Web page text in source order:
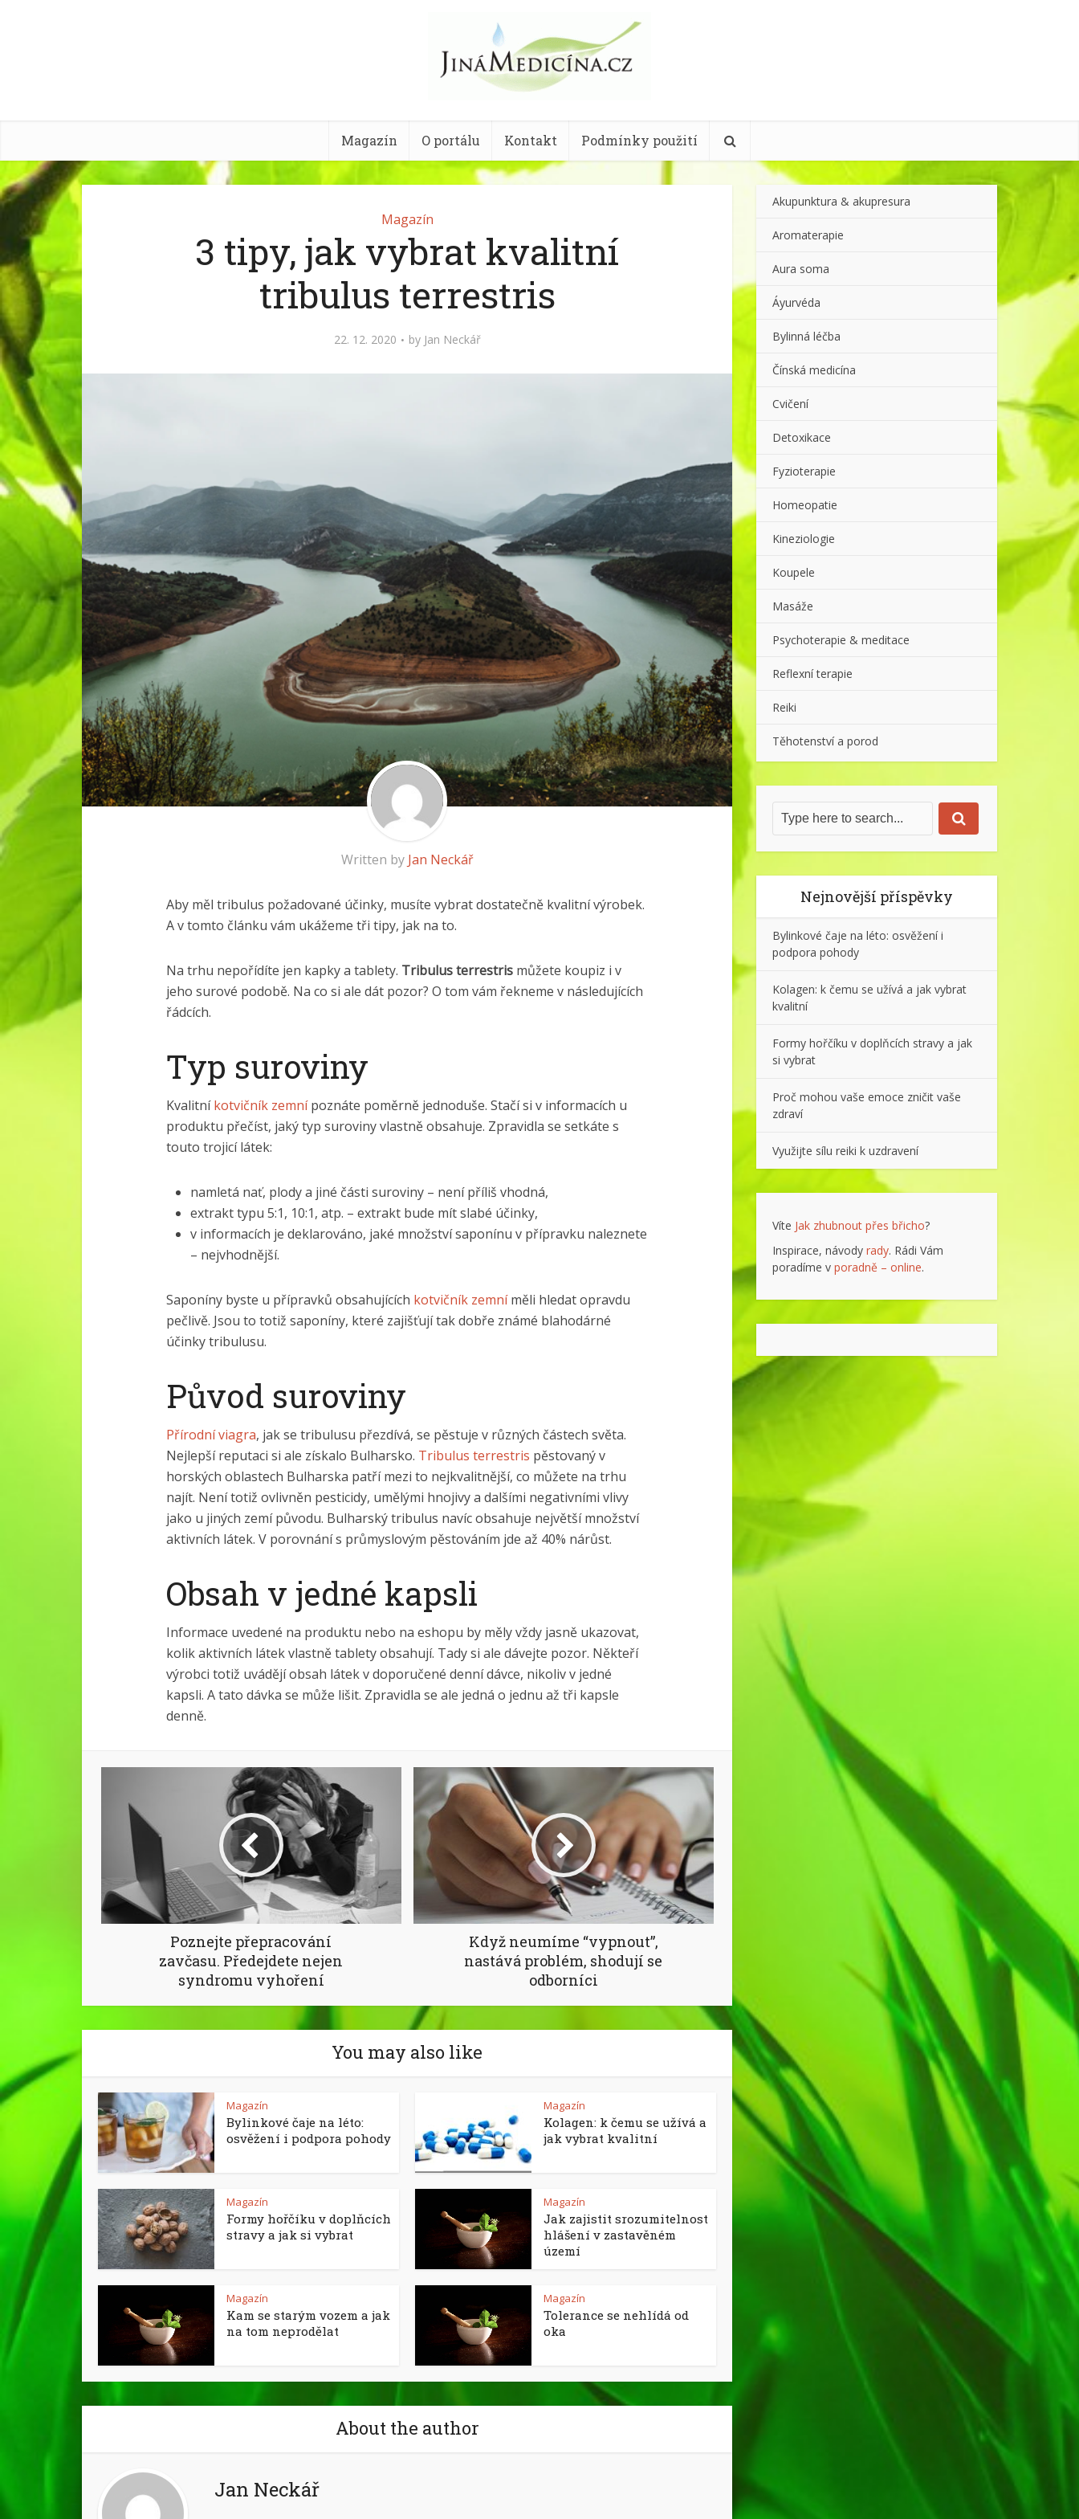
Magazín O portálu Kontakt Podmínky použití
Magazín
3 tipy, jak vybrat kvalitní
tribulus terrestris
22. 12. 2020 by Jan Neckář
Written by Jan Neckář
Aby měl tribulus požadované účinky, musíte vybrat dostatečně kvalitní výrobek.
A v tomto článku vám ukážeme tři tipy, jak na to.
Na trhu nepořídíte jen kapky a tablety. Tribulus terrestris můžete koupiz i v
jeho surové podobě. Na co si ale dát pozor? O tom vám řekneme v následujících
řádcích.
Typ suroviny
Kvalitníkotvičník zemnípoznáte poměrně jednoduše. Stačí si v informacích u
produktu přečíst, jaký typ suroviny vlastně obsahuje. Zpravidla se setkáte s
touto trojicí látek:
namletá nať, plody a jiné části suroviny – není příliš vhodná,
extrakt typu 5:1, 10:1, atp. – extrakt bude mít slabé účinky,
v informacích je deklarováno, jaké množství saponínu v přípravku naleznete
– nejvhodnější.
Saponíny byste u přípravků obsahujících kotvičník zemníměli hledat opravdu
pečlivě. Jsou to totiž saponíny, které zajišťují tak dobře známé blahodárné
účinky tribulusu.
Původ suroviny
Přírodní viagra, jak se tribulusu přezdívá, se pěstuje v různých částech světa.
Nejlepší reputaci si ale získalo Bulharsko. Tribulus terrestris pěstovaný v
horských oblastech Bulharska patří mezi to nejkvalitnější, co můžete na trhu
najít. Není totiž ovlivněn pesticidy, umělými hnojivy a dalšími negativními vlivy
jako u jiných zemí původu. Bulharský tribulus navíc obsahuje největší množství
aktivních látek. V porovnání s průmyslovým pěstováním jde až 40% nárůst.
Obsah v jedné kapsli
Informace uvedené na produktu nebo na eshopu by měly vždy jasně ukazovat,
kolik aktivních látek vlastně tablety obsahují. Tady si ale dávejte pozor. Někteří
výrobci totiž uvádějí obsah látek v doporučené denní dávce, nikoliv v jedné
kapsli. A tato dávka se může lišit. Zpravidla se ale jedná o jednu až tři kapsle
denně.
Poznejte přepracování
zavčasu. Předejdete nejen
syndromu vyhoření
Když neumíme “vypnout”,
nastává problém, shodují se
odborníci
You may also like
Magazín
Bylinkové čaje na léto:
osvěžení i podpora pohody
Magazín
Kolagen: k čemu se užívá a
jak vybrat kvalitní
Magazín
Formy hořčíku v doplňcích
stravy a jak si vybrat
Magazín
Jak zajistit srozumitelnost
hlášení v zastavěném
území
Magazín
Kam se starým vozem a jak
na tom neprodělat
Magazín
Tolerance se nehlídá od
oka
About the author
Jan Neckář
Akupunktura & akupresura
Aromaterapie
Aura soma
Áyurvéda
Bylinná léčba
Čínská medicína
Cvičení
Detoxikace
Fyzioterapie
Homeopatie
Kineziologie
Koupele
Masáže
Psychoterapie & meditace
Reflexní terapie
Reiki
Těhotenství a porod
Nejnovější příspěvky
Bylinkové čaje na léto: osvěžení i
podpora pohody
Kolagen: k čemu se užívá a jak vybrat
kvalitní
Formy hořčíku v doplňcích stravy a jak
si vybrat
Proč mohou vaše emoce zničit vaše
zdraví
Využijte sílu reiki k uzdravení
Víte Jak zhubnout přes břicho?
Inspirace, návody rady. Rádi Vám
poradíme v poradně – online.